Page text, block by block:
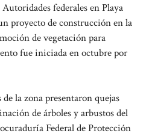
federales en Playa
proyecto de construcción en la
de vegetación para
fue iniciada en octubre por
la zona presentaron quejas
de árboles y arbustos del
Federal de Protección